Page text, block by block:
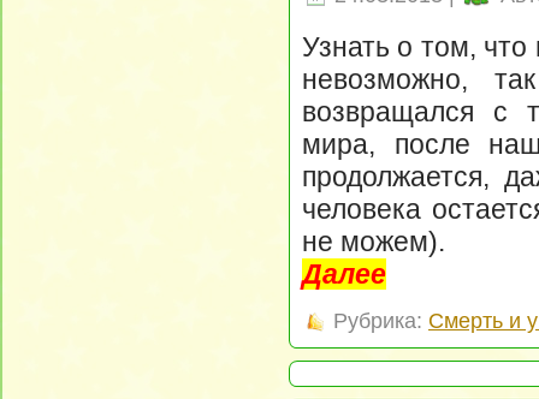
Узнать о том,
невозможно,
возвращался с
мира, после
продолжается,
человека
не можем).
Далее
Рубрика: Смерть и